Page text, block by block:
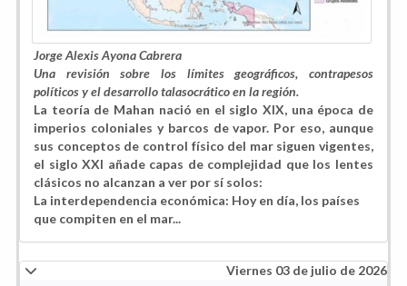
Jorge Alexis Ayona Cabrera
Una revisión sobre los límites geográficos, contrapesos
políticos y el desarrollo talasocrático en la región.
La teoría de Mahan nació en el siglo XIX, una época de
imperios coloniales y barcos de vapor. Por eso, aunque
sus conceptos de control físico del mar siguen vigentes,
el siglo XXI añade capas de complejidad que los lentes
clásicos no alcanzan a ver por sí solos:
La interdependencia económica: Hoy en día, los países
que compiten en el mar...
Viernes 03 de julio de 2026